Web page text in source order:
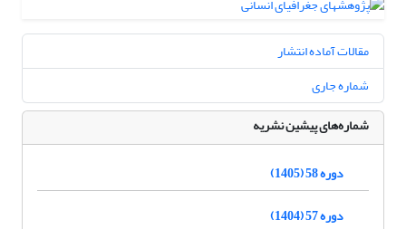
مقالات آماده انتشار
شماره جاری
شماره‌های پیشین نشریه
دوره 58 (1405)
دوره 57 (1404)